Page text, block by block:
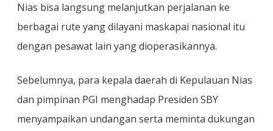
Nias bisa langsung melanjutkan perjalanan ke
berbagai rute yang dilayani maskapai nasional itu
dengan pesawat lain yang dioperasikannya.
Sebelumnya, para kepala daerah di Kepulauan Nias
dan pimpinan PGI menghadap Presiden SBY
menyampaikan undangan serta meminta dukungan